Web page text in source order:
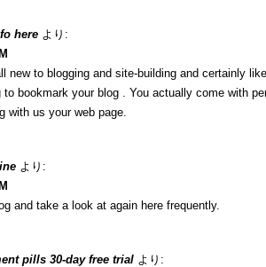
here より:
new to blogging and site-building and certainly
to bookmark your blog . You actually come with
with us your web page.
より:
and take a look at again here frequently.
pills 30-day free trial より: